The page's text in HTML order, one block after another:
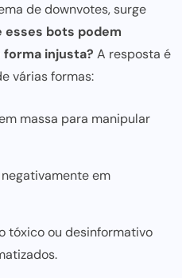
de downvotes, surge
esses bots podem
injusta? A resposta é
várias formas:
massa para manipular
em
tóxico ou desinformativo